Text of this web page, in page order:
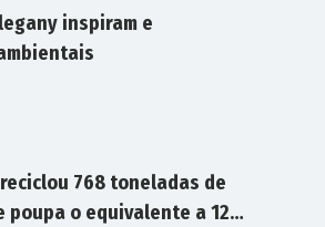
inspiram e
768 toneladas de
poupa o equivalente a 12